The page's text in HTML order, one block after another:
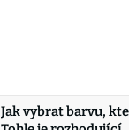
Jak vybrat barvu,